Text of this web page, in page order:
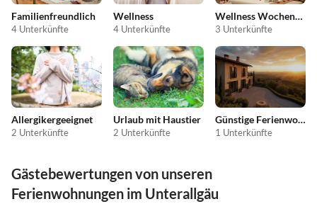
Familienfreundlich
4 Unterkünfte
Wellness
4 Unterkünfte
Wellness Wochenende
3 Unterkünfte
Allergikergeeignet
2 Unterkünfte
Urlaub mit Haustier
2 Unterkünfte
Günstige Ferienwohnungen
1 Unterkünfte
Gästebewertungen von unseren
Ferienwohnungen im Unterallgäu